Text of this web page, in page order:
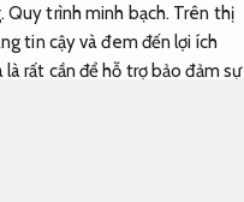
Quy trình minh bạch. Trên thị
tin cậy và đem đến lợi ích
rất cần để hỗ trợ bảo đảm sự